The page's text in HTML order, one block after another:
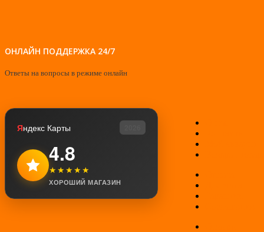
ОНЛАЙН ПОДДЕРЖКА 24/7
Ответы на вопросы в режиме онлайн
Яндекс Карты
4.8
★★★★★
ХОРОШИЙ МАГАЗИН